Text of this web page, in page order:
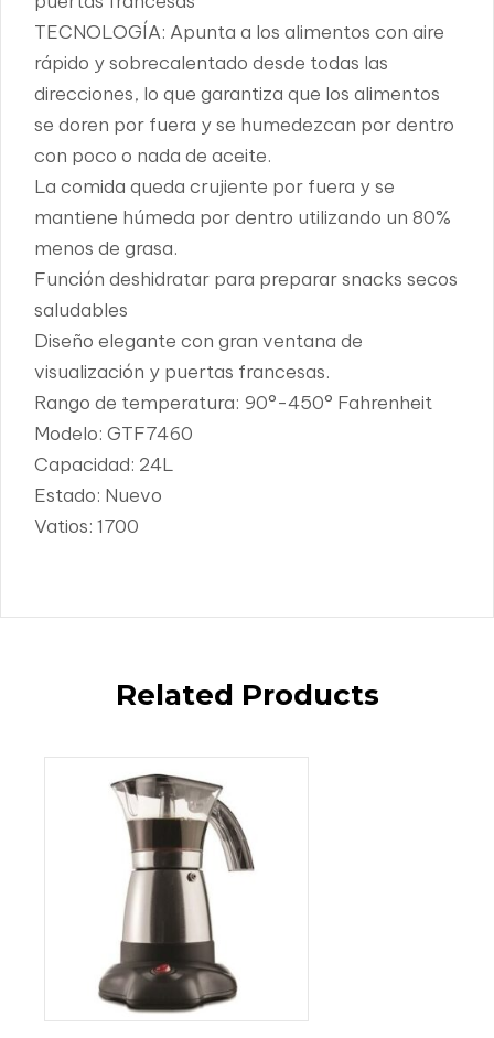
TECNOLOGÍA: Apunta a los alimentos con aire
rápido y sobrecalentado desde todas las
direcciones, lo que garantiza que los alimentos
se doren por fuera y se humedezcan por dentro
con poco o nada de aceite.
La comida queda crujiente por fuera y se
mantiene húmeda por dentro utilizando un 80%
menos de grasa.
Función deshidratar para preparar snacks secos
saludables
Diseño elegante con gran ventana de
visualización y puertas francesas.
Rango de temperatura: 90°-450° Fahrenheit
Modelo: GTF7460
Capacidad: 24L
Estado: Nuevo
Vatios: 1700
Related Products